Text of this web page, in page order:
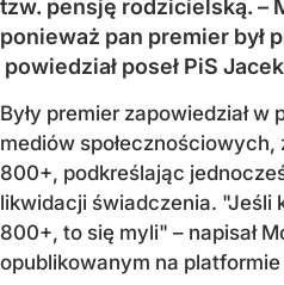
tzw. pensję rodzicielską. –
ponieważ pan premier był
powiedział poseł PiS
Były premier zapowiedział
mediów
800+, podkreślając
likwidacji świadczenia. "Jeśli
800+, to się myli" – napisał
opublikowanym na platformie